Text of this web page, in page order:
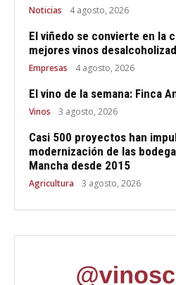
Noticias 4 agosto, 2026
El viñedo se convierte en la
mejores vinos
Empresas 4 agosto, 2026
El vino de la semana: Finca
Vinos 3 agosto, 2026
Casi 500 proyectos han
modernización de las
Mancha desde 2015
Agricultura 3 agosto, 2026